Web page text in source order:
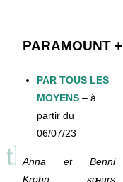
PARAMOUNT +
PAR TOUS LES
MOYENS – à
partir du
06/07/23
Anna et Benni
Krohn, sœurs